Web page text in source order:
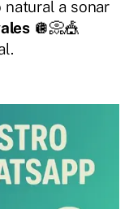
a sonar
🪩📀🎪